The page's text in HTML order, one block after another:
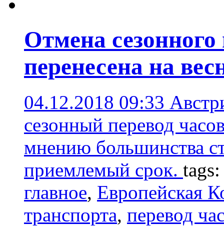
Отмена
перенесена на
04.12.2018 09:33
сезонный перевод
мнению большинства
приемлемый срок.
главное, Европейская
транспорта, перевод